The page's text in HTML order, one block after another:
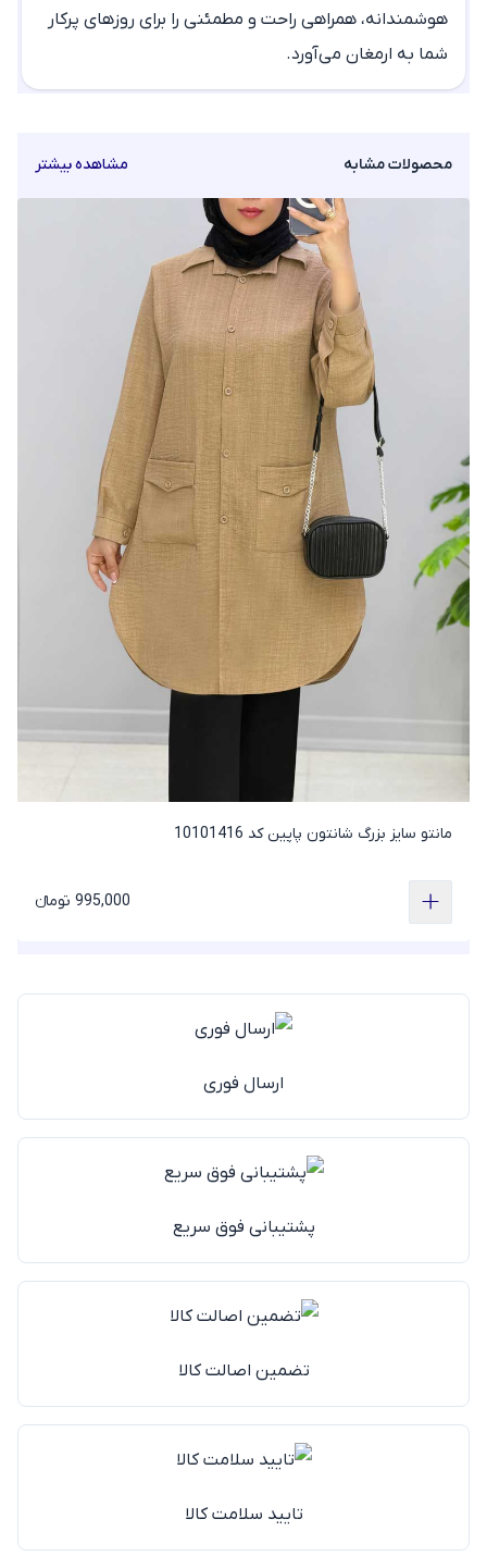
هوشمندانه، همراهی راحت و مطمئنی را برای روزهای پرکار
شما به ارمغان می‌آورد.
محصولات مشابه مشاهده بیشتر
مانتو سایز بزرگ شانتون پاپین کد 10101416
995,000 تومانء
ارسال فوری
پشتیبانی فوق سریع
تضمین اصالت کالا
تایید سلامت کالا